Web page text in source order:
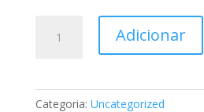
Adicionar
Categoria: Uncategorized